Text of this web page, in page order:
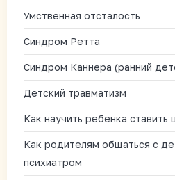
Умственная отсталость
Синдром Ретта
Синдром Каннера (ранний
Детский травматизм
Как научить ребенка ставить
Как родителям общаться с
психиатром